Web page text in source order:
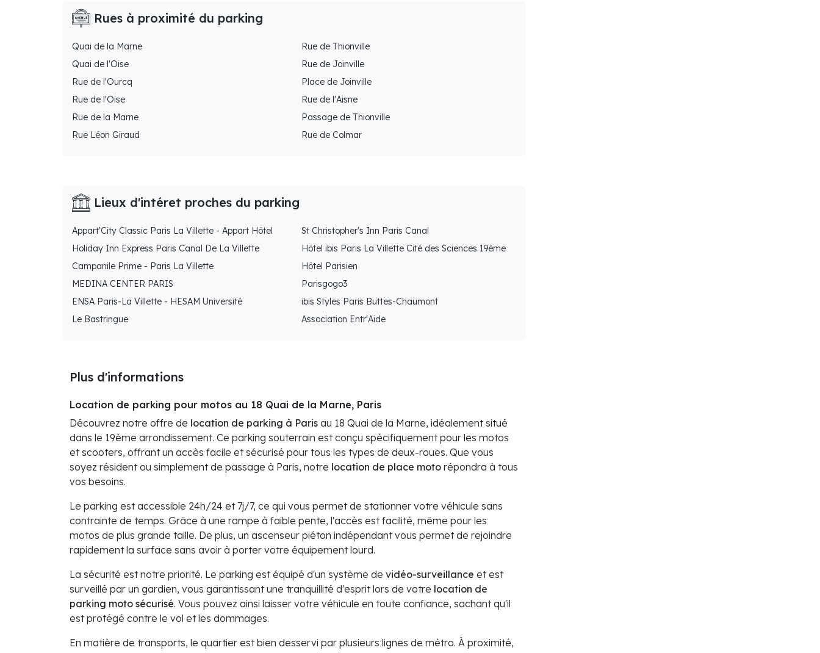
Rues à proximité du parking
Quai de la Marne
Rue de Thionville
Quai de l'Oise
Rue de Joinville
Rue de l'Ourcq
Place de Joinville
Rue de l'Oise
Rue de l'Aisne
Rue de la Marne
Passage de Thionville
Rue Léon Giraud
Rue de Colmar
Lieux d'intéret proches du parking
Appart'City Classic Paris La Villette - Appart Hôtel
St Christopher's Inn Paris Canal
Holiday Inn Express Paris Canal De La Villette
Hôtel ibis Paris La Villette Cité des Sciences 19ème
Campanile Prime - Paris La Villette
Hôtel Parisien
MEDINA CENTER PARIS
Parisgogo3
ENSA Paris-La Villette - HESAM Université
ibis Styles Paris Buttes-Chaumont
Le Bastringue
Association Entr'Aide
Plus d'informations
Location de parking pour motos au 18 Quai de la Marne, Paris
Découvrez notre offre de location de parking à Paris au 18 Quai de la Marne, idéalement situé
dans le 19ème arrondissement. Ce parking souterrain est conçu spécifiquement pour les motos
et scooters, offrant un accès facile et sécurisé pour tous les types de deux-roues. Que vous
soyez résident ou simplement de passage à Paris, notre location de place moto répondra à tous
vos besoins.
Le parking est accessible 24h/24 et 7j/7, ce qui vous permet de stationner votre véhicule sans
contrainte de temps. Grâce à une rampe à faible pente, l'accès est facilité, même pour les
motos de plus grande taille. De plus, un ascenseur piéton indépendant vous permet de rejoindre
rapidement la surface sans avoir à porter votre équipement lourd.
La sécurité est notre priorité. Le parking est équipé d'un système de vidéo-surveillance et est
surveillé par un gardien, vous garantissant une tranquillité d'esprit lors de votre location de
parking moto sécurisé. Vous pouvez ainsi laisser votre véhicule en toute confiance, sachant qu'il
est protégé contre le vol et les dommages.
En matière de transports, le quartier est bien desservi par plusieurs lignes de métro. À proximité,